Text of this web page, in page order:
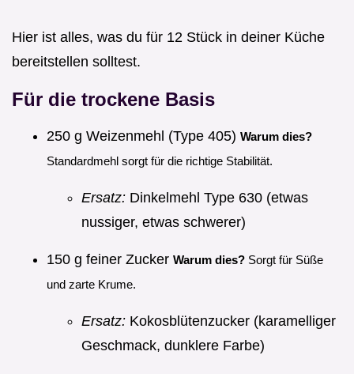
Hier ist alles, was du für 12 Stück in deiner Küche
bereitstellen solltest.
Für die trockene Basis
250 g Weizenmehl (Type 405) Warum dies?
Standardmehl sorgt für die richtige Stabilität.
Ersatz: Dinkelmehl Type 630 (etwas
nussiger, etwas schwerer)
150 g feiner Zucker Warum dies? Sorgt für Süße
und zarte Krume.
Ersatz: Kokosblütenzucker (karamelliger
Geschmack, dunklere Farbe)